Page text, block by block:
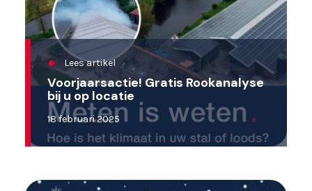
Lees artikel
Voorjaarsactie! Gratis Rookanalyse
bij u op locatie
18 februari 2025